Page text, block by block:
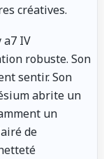
créatives.
a7 IV
robuste. Son
sentir. Son
abrite un
un
de